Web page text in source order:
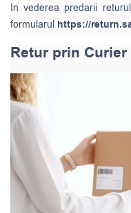
In vederea predarii
formularul https://
Retur prin Curier